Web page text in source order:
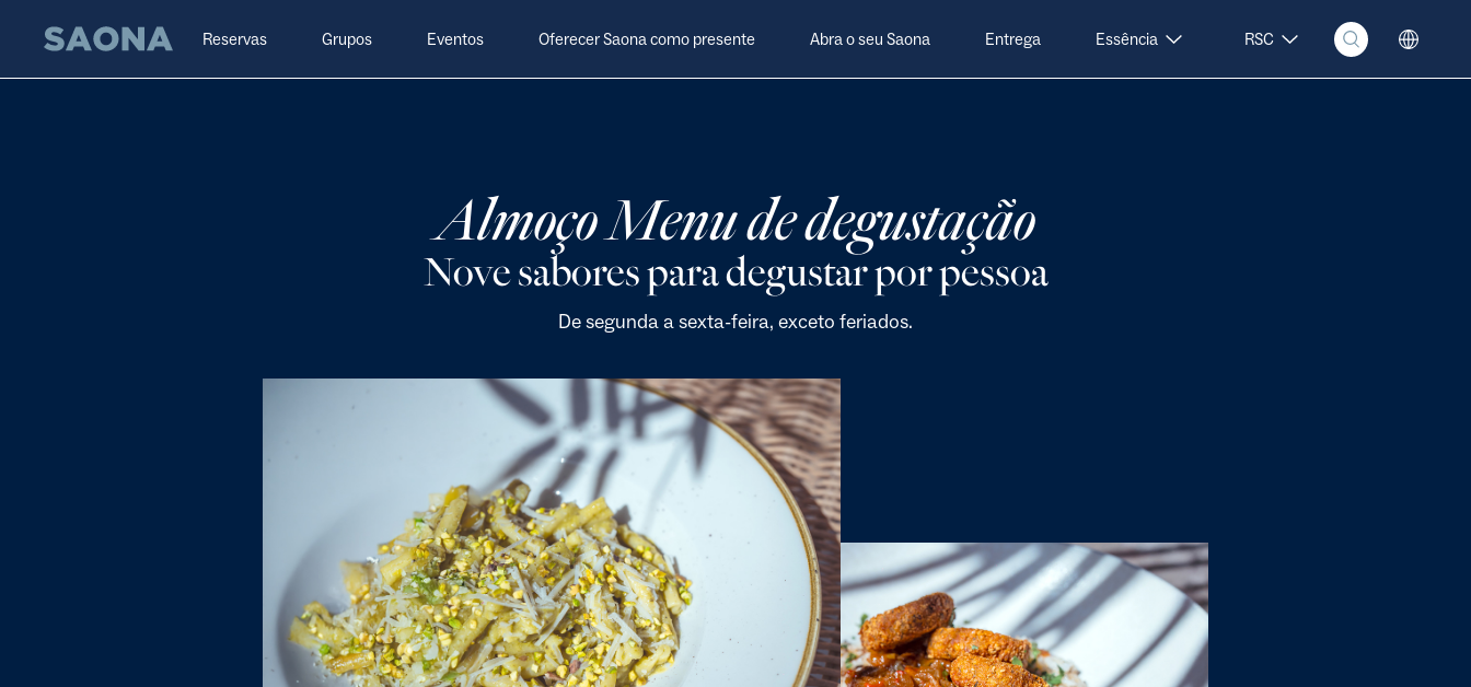
Grupo Saona Reservas Grupos Eventos Oferecer Saona como presente Abra o seu Saona Entrega Essência RSC
Almoço Menu de degustação
Nove sabores para degustar por pessoa
De segunda a sexta-feira, exceto feriados.